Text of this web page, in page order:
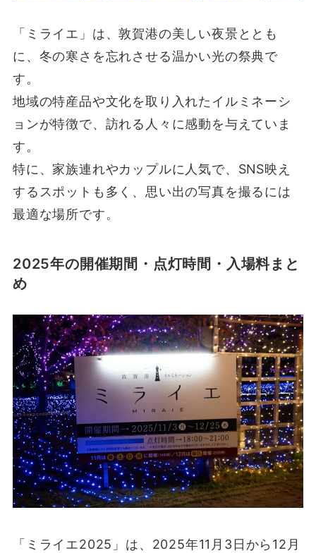
「ミライエ」は、敦賀港の美しい夜景ととも
に、冬の寒さを忘れさせる温かい光の祭典で
す。
地域の特産品や文化を取り入れたイルミネーシ
ョンが特徴で、訪れる人々に感動を与えていま
す。
特に、家族連れやカップルに人気で、SNS映え
するスポットも多く、思い出の写真を撮るには
最適な場所です。
2025年の開催期間・点灯時間・入場料まと
め
「ミライエ2025」は、2025年11月3日から12月